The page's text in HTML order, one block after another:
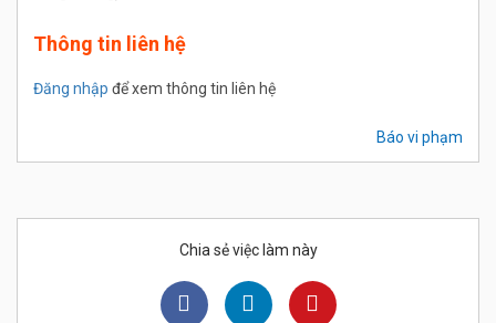
Thông tin liên hệ
Đăng nhập để xem thông tin liên hệ
Báo vi phạm
Chia sẻ việc làm này